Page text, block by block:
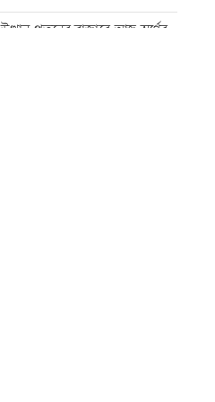
উত্থান-পতনের বাজারে আজ স্বর্ণের